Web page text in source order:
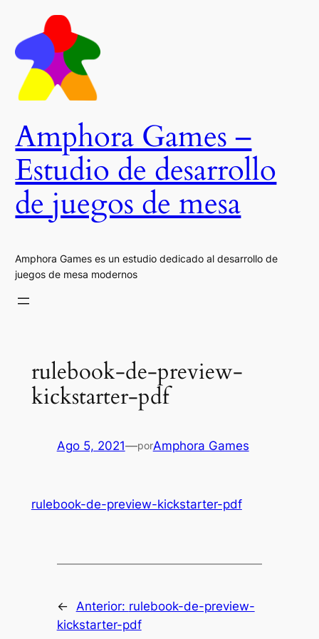
contenido
Amphora Games –
Estudio de desarrollo
de juegos de mesa
Amphora Games es un estudio dedicado al desarrollo de
juegos de mesa modernos
rulebook-de-preview-
kickstarter-pdf
Ago 5, 2021—porAmphora Games
rulebook-de-preview-kickstarter-pdf
← Anterior: rulebook-de-preview-
kickstarter-pdf